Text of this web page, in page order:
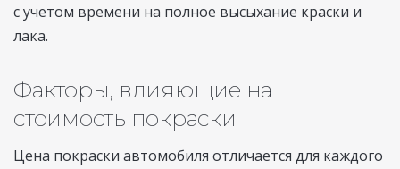
с учетом времени на полное высыхание краски и
лака.
Факторы, влияющие на
стоимость покраски
Цена покраски автомобиля отличается для каждого